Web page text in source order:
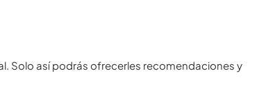
Solo así podrás ofrecerles recomendaciones y